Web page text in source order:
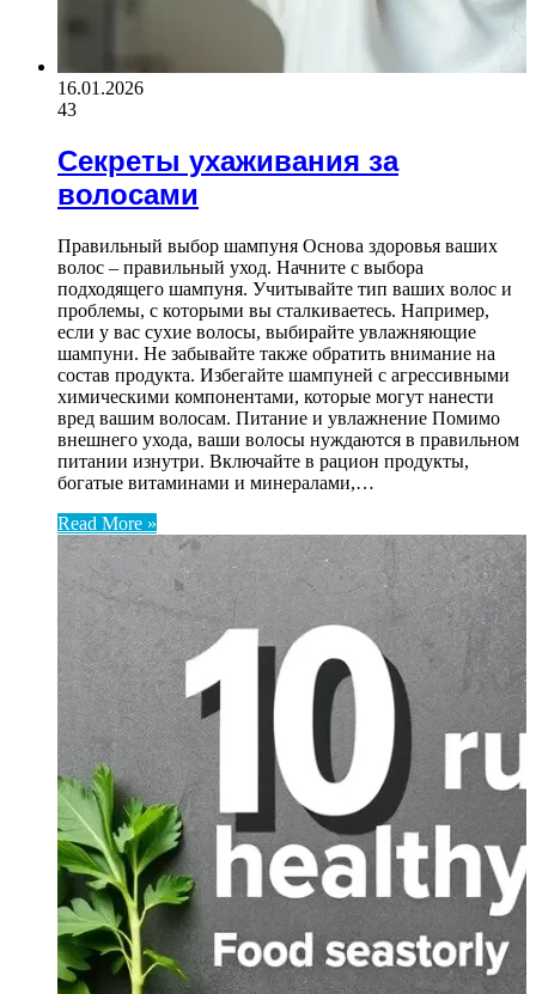
16.01.2026
43
Секреты ухаживания за
волосами
Правильный выбор шампуня Основа здоровья ваших
волос – правильный уход. Начните с выбора
подходящего шампуня. Учитывайте тип ваших волос и
проблемы, с которыми вы сталкиваетесь. Например,
если у вас сухие волосы, выбирайте увлажняющие
шампуни. Не забывайте также обратить внимание на
состав продукта. Избегайте шампуней с агрессивными
химическими компонентами, которые могут нанести
вред вашим волосам. Питание и увлажнение Помимо
внешнего ухода, ваши волосы нуждаются в правильном
питании изнутри. Включайте в рацион продукты,
богатые витаминами и минералами,…
Read More »